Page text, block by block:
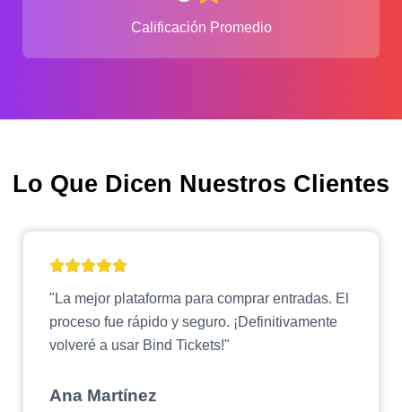
Calificación Promedio
Lo Que Dicen Nuestros Clientes
"La mejor plataforma para comprar entradas. El
proceso fue rápido y seguro. ¡Definitivamente
volveré a usar Bind Tickets!"
Ana Martínez